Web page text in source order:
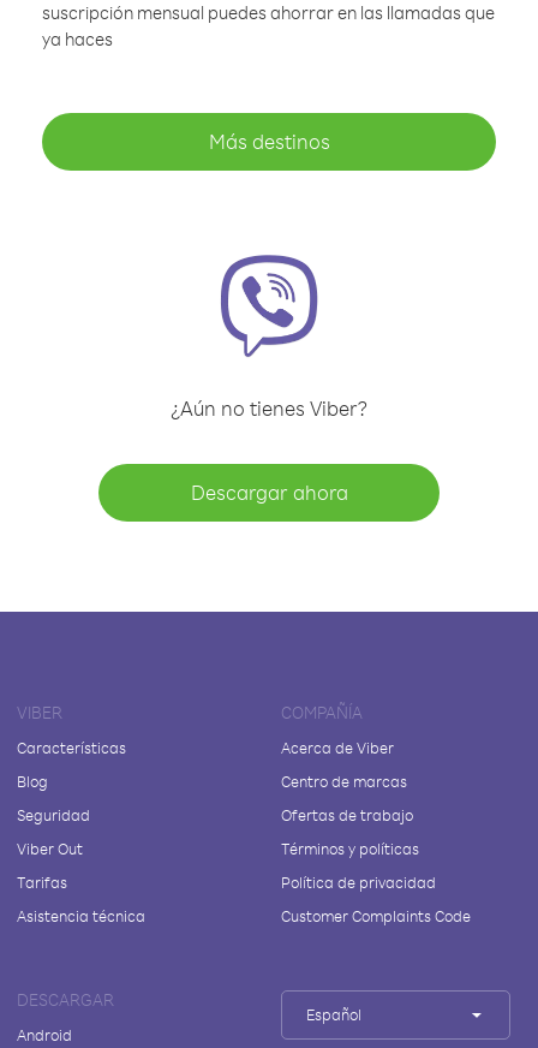
suscripción mensual puedes ahorrar en las llamadas que
ya haces
Más destinos
¿Aún no tienes Viber?
Descargar ahora
VIBER
Características
Blog
Seguridad
Viber Out
Tarifas
Asistencia técnica
COMPAÑÍA
Acerca de Viber
Centro de marcas
Ofertas de trabajo
Términos y políticas
Política de privacidad
Customer Complaints Code
DESCARGAR
Android
Español